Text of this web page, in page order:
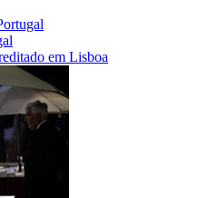
em Lisboa